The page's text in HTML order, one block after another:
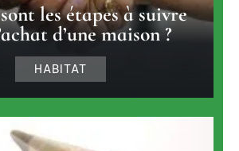
les étapes à suivre
d’une maison ?
HABITAT